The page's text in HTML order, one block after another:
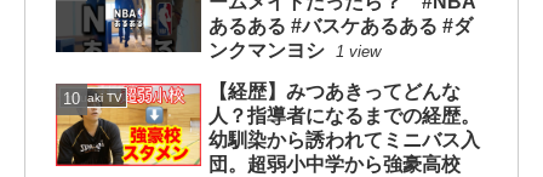
あるある #バスケあるある #ダ
ンクマンヨシ 1 view
mituaki TV
【経歴】みつあきってどんな
人？指導者になるまでの経歴。
幼馴染から誘われてミニバス入
団。超弱小中学から強豪高校